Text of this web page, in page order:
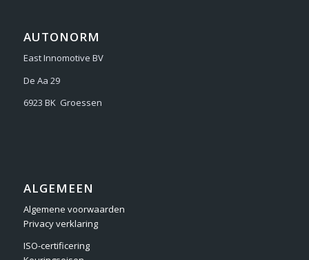
AUTONORM
East Innomotive BV
De Aa 29
6923 BK Groessen
ALGEMEEN
Algemene voorwaarden
Privacy verklaring
ISO-certificering